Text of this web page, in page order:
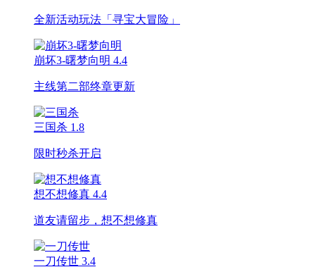
全新活动玩法「寻宝大冒险」
崩坏3-曙梦向明 4.4
主线第二部终章更新
三国杀 1.8
限时秒杀开启
想不想修真 4.4
道友请留步，想不想修真
一刀传世 3.4